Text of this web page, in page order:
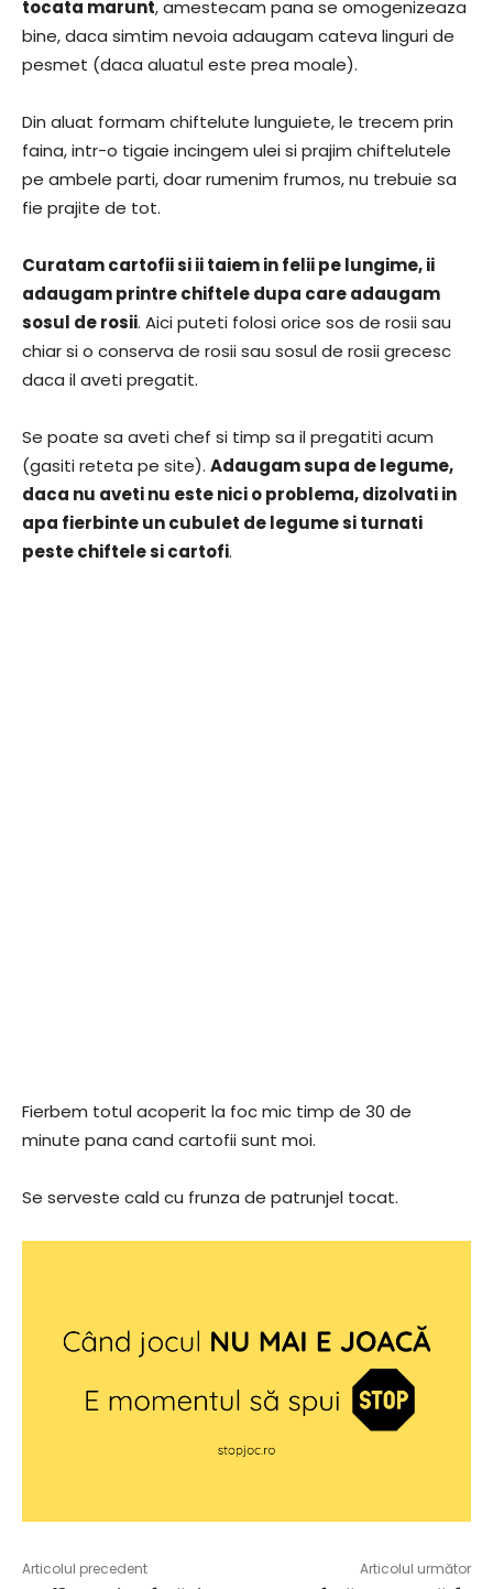
tocata marunt, amestecam pana se omogenizeaza
bine, daca simtim nevoia adaugam cateva linguri de
pesmet (daca aluatul este prea moale).
Din aluat formam chiftelute lunguiete, le trecem prin
faina, intr-o tigaie incingem ulei si prajim chiftelutele
pe ambele parti, doar rumenim frumos, nu trebuie sa
fie prajite de tot.
Curatam cartofii si ii taiem in felii pe lungime, ii
adaugam printre chiftele dupa care adaugam
sosul de rosii. Aici puteti folosi orice sos de rosii sau
chiar si o conserva de rosii sau sosul de rosii grecesc
daca il aveti pregatit.
Se poate sa aveti chef si timp sa il pregatiti acum
(gasiti reteta pe site). Adaugam supa de legume,
daca nu aveti nu este nici o problema, dizolvati in
apa fierbinte un cubulet de legume si turnati
peste chiftele si cartofi.
Fierbem totul acoperit la foc mic timp de 30 de
minute pana cand cartofii sunt moi.
Se serveste cald cu frunza de patrunjel tocat.
Articolul precedent Articolul următor